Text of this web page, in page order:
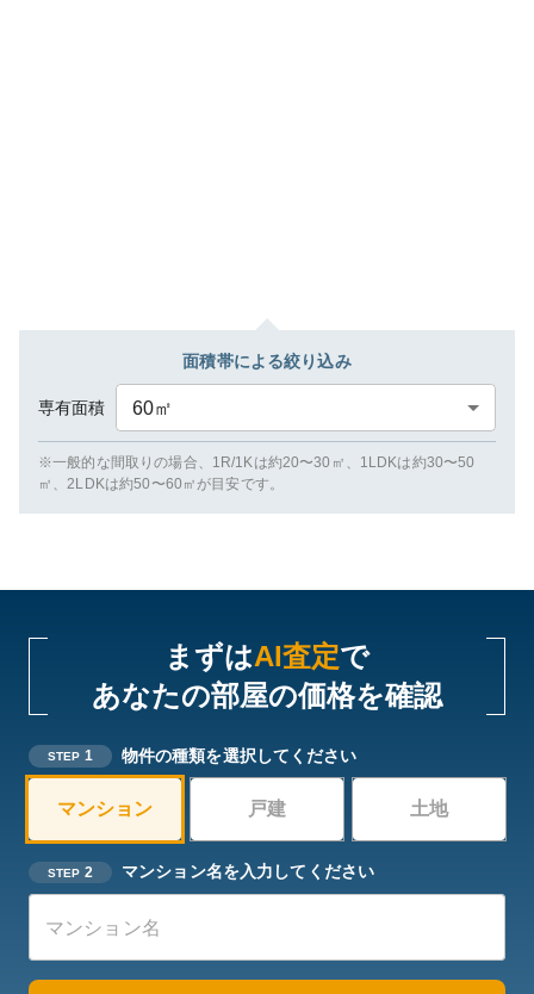
面積帯による絞り込み
専有面積 60㎡
※一般的な間取りの場合、1R/1Kは約20〜30㎡、1LDKは約30〜50
㎡、2LDKは約50〜60㎡が目安です。
まずはAI査定で
あなたの部屋の価格を確認
STEP 1 物件の種類を選択してください
マンション 戸建 土地
STEP 2 マンション名を入力してください